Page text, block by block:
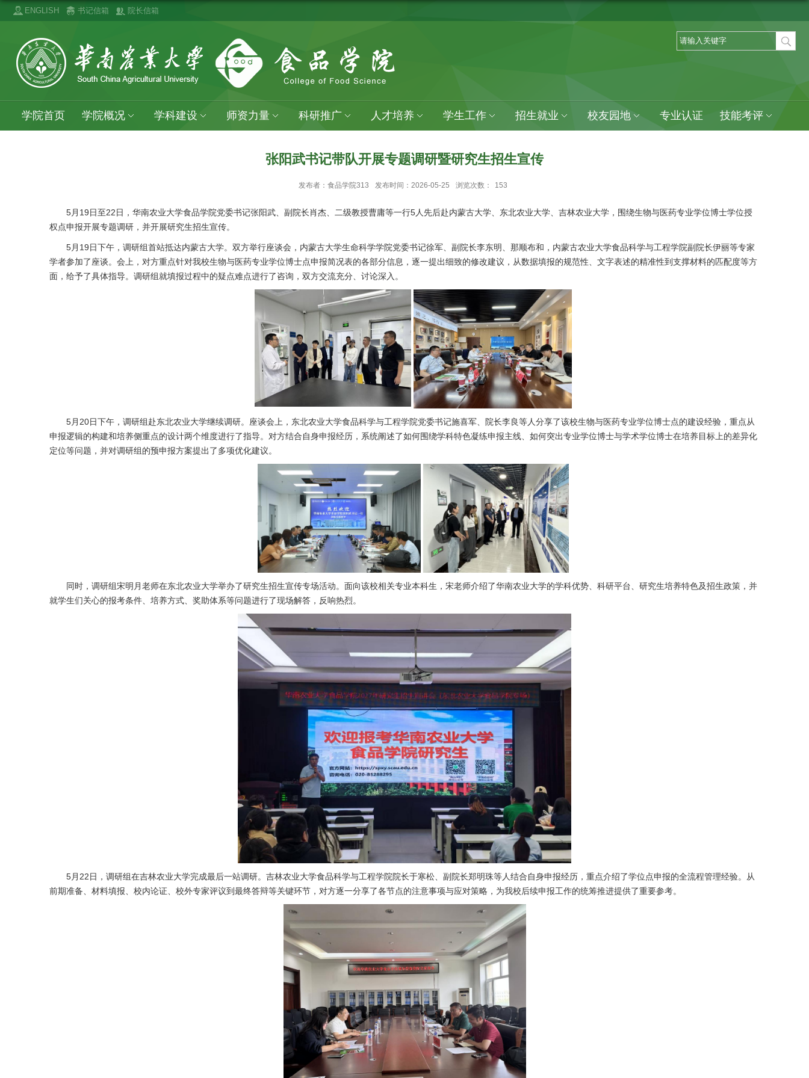
ENGLISH 书记信箱 院长信箱
学院首页 学院概况 学科建设 师资力量 科研推广 人才培养 学生工作 招生就业 校友园地 专业认证 技能考评
张阳武书记带队开展专题调研暨研究生招生宣传
发布者：食品学院313 发布时间：2026-05-25 浏览次数： 153
5月19日至22日，华南农业大学食品学院党委书记张阳武、副院长肖杰、二级教授曹庸等一行5人先后赴内蒙古大学、东北农业大学、吉林农业大学，围绕生物与医药专业学位博士学位授
权点申报开展专题调研，并开展研究生招生宣传。
5月19日下午，调研组首站抵达内蒙古大学。双方举行座谈会，内蒙古大学生命科学学院党委书记徐军、副院长李东明、那顺布和，内蒙古农业大学食品科学与工程学院副院长伊丽等专家
学者参加了座谈。会上，对方重点针对我校生物与医药专业学位博士点申报简况表的各部分信息，逐一提出细致的修改建议，从数据填报的规范性、文字表述的精准性到支撑材料的匹配度等方
面，给予了具体指导。调研组就填报过程中的疑点难点进行了咨询，双方交流充分、讨论深入。
5月20日下午，调研组赴东北农业大学继续调研。座谈会上，东北农业大学食品科学与工程学院党委书记施喜军、院长李良等人分享了该校生物与医药专业学位博士点的建设经验，重点从
申报逻辑的构建和培养侧重点的设计两个维度进行了指导。对方结合自身申报经历，系统阐述了如何围绕学科特色凝练申报主线、如何突出专业学位博士与学术学位博士在培养目标上的差异化
定位等问题，并对调研组的预申报方案提出了多项优化建议。
同时，调研组宋明月老师在东北农业大学举办了研究生招生宣传专场活动。面向该校相关专业本科生，宋老师介绍了华南农业大学的学科优势、科研平台、研究生培养特色及招生政策，并
就学生们关心的报考条件、培养方式、奖助体系等问题进行了现场解答，反响热烈。
5月22日，调研组在吉林农业大学完成最后一站调研。吉林农业大学食品科学与工程学院院长于寒松、副院长郑明珠等人结合自身申报经历，重点介绍了学位点申报的全流程管理经验。从
前期准备、材料填报、校内论证、校外专家评议到最终答辩等关键环节，对方逐一分享了各节点的注意事项与应对策略，为我校后续申报工作的统筹推进提供了重要参考。